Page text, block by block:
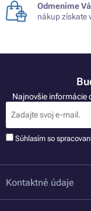
Odmeníme
nákup získate
Najnovšie informácie
Súhlasím so
Kontaktné údaje